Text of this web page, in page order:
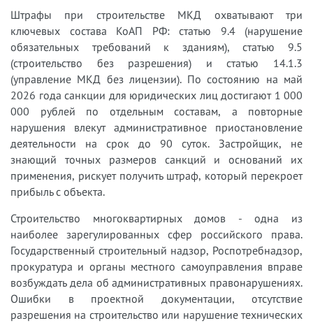
Вебинары и семинары
Прямые эфиры
Штрафы при строительстве МКД охватывают три
ключевых состава КоАП РФ: статью 9.4 (нарушение
обязательных требований к зданиям), статью 9.5
(строительство без разрешения) и статью 14.1.3
(управление МКД без лицензии). По состоянию на май
2026 года санкции для юридических лиц достигают 1 000
000 рублей по отдельным составам, а повторные
нарушения влекут административное приостановление
деятельности на срок до 90 суток. Застройщик, не
знающий точных размеров санкций и оснований их
применения, рискует получить штраф, который перекроет
прибыль с объекта.
Строительство многоквартирных домов - одна из
наиболее зарегулированных сфер российского права.
Государственный строительный надзор, Роспотребнадзор,
прокуратура и органы местного самоуправления вправе
возбуждать дела об административных правонарушениях.
Ошибки в проектной документации, отсутствие
разрешения на строительство или нарушение технических